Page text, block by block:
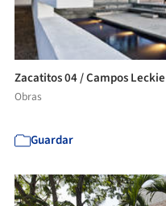
Zacatitos 04 / Campos
Obras
Guardar